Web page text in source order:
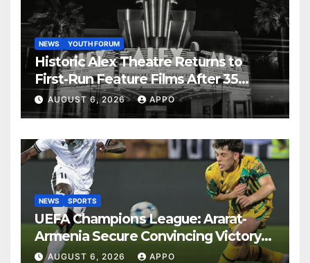
NEWS YOUTH FORUM
Historic Alex Theatre Returns to
First-Run Feature Films After 35
Years
AUGUST 6, 2026 APPO
NEWS SPORTS
UEFA Champions League: Ararat-
Armenia Secure Convincing Victory
Over Shamrock Rovers 2-0
AUGUST 6, 2026 APPO